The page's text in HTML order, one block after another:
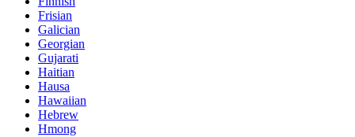
Frisian
Galician
Georgian
Gujarati
Haitian
Hausa
Hawaiian
Hebrew
Hmong